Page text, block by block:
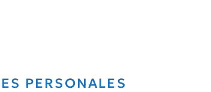
PERSONALES